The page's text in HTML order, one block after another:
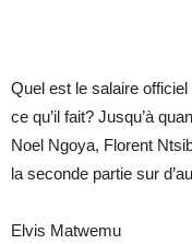
Quel est le salaire
ce qu’il fait? Jusqu’à
Noel Ngoya, Florent
la seconde partie sur
Elvis Matwemu